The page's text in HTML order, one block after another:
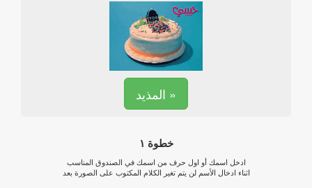
المذيد »
خطوة ١
ادخل اسمك أو اول حرف من اسمك في الصندوق المناسب
اثناء ادخال الأسم لن يتم تغير الكلام المكتوب على الصورة بعد